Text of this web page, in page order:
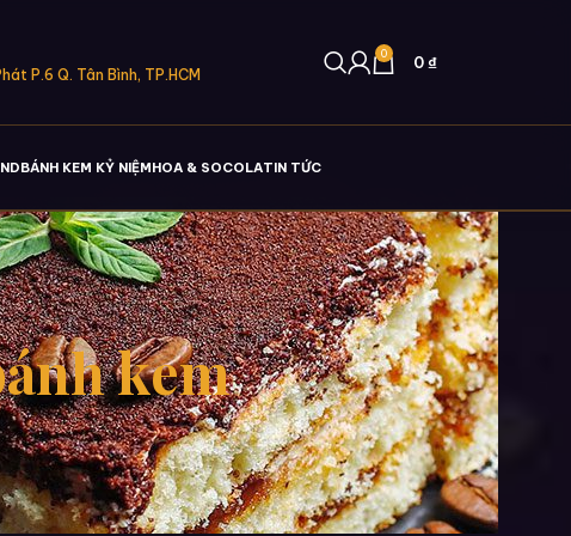
P.6 Q. Tân Bình, TP.HCM
0 0₫
BÁNH KEM KỶ NIỆMHOA & SOCOLATIN TỨC
kem